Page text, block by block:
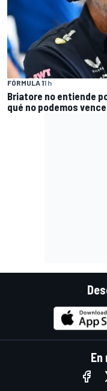
FÓRMULA 11 h
Briatore no entiende
qué no podemos